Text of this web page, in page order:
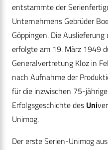
entstammte der
Unternehmens Gebrüder
Göppingen. Die
erfolgte am 19. März 1949
Generalvertretung Kloz in
nach Aufnahme der
für die inzwischen 75-
Erfolgsgeschichte des Uni
Unimog.
Der erste Serien-Unimog